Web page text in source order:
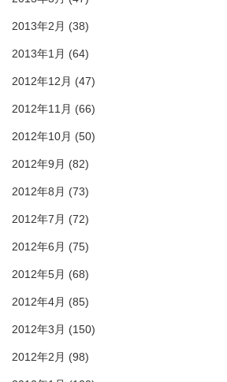
2013年2月 (38)
2013年1月 (64)
2012年12月 (47)
2012年11月 (66)
2012年10月 (50)
2012年9月 (82)
2012年8月 (73)
2012年7月 (72)
2012年6月 (75)
2012年5月 (68)
2012年4月 (85)
2012年3月 (150)
2012年2月 (98)